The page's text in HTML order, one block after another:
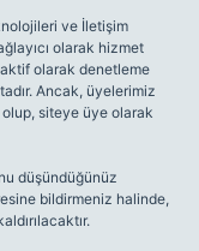
ve İletişim
olarak hizmet
olarak denetleme
Ancak, üyelerimiz
siteye üye olarak
düşündüğünüz
bildirmeniz halinde,